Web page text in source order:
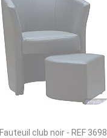
Fauteuil club noir - REF 3698